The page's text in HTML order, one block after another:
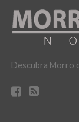
Descubra Morro